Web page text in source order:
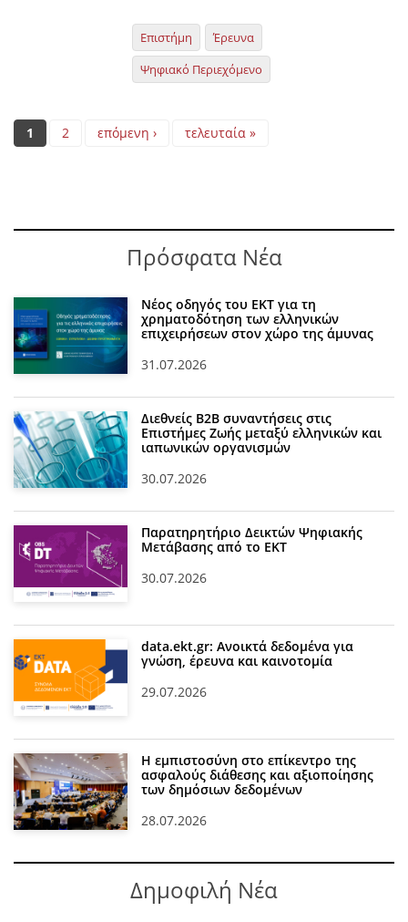
Επιστήμη
Έρευνα
Ψηφιακό Περιεχόμενο
Pages
1 2 επόμενη › τελευταία »
Πρόσφατα Νέα
Νέος οδηγός του ΕΚΤ για τη
χρηματοδότηση των ελληνικών
επιχειρήσεων στον χώρο της άμυνας
31.07.2026
Διεθνείς Β2Β συναντήσεις στις
Επιστήμες Ζωής μεταξύ ελληνικών και
ιαπωνικών οργανισμών
30.07.2026
Παρατηρητήριο Δεικτών Ψηφιακής
Μετάβασης από το ΕΚΤ
30.07.2026
data.ekt.gr: Ανοικτά δεδομένα για
γνώση, έρευνα και καινοτομία
29.07.2026
Η εμπιστοσύνη στο επίκεντρο της
ασφαλούς διάθεσης και αξιοποίησης
των δημόσιων δεδομένων
28.07.2026
Δημοφιλή Νέα